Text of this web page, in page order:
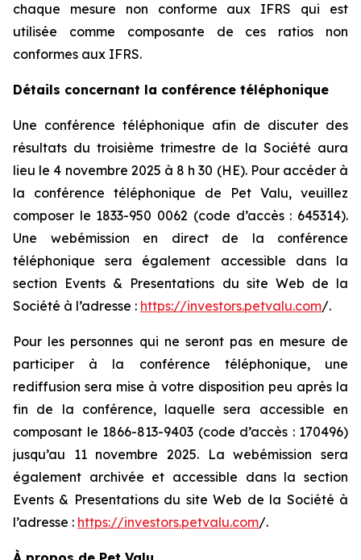
chaque mesure non conforme aux IFRS qui est
utilisée comme composante de ces ratios non
conformes aux IFRS.
Détails concernant la conférence téléphonique
Une conférence téléphonique afin de discuter des
résultats du troisième trimestre de la Société aura
lieu le 4 novembre 2025 à 8 h 30 (HE). Pour accéder à
la conférence téléphonique de Pet Valu, veuillez
composer le 1­833-950 0062 (code d’accès : 645314).
Une webémission en direct de la conférence
téléphonique sera également accessible dans la
section Events & Presentations du site Web de la
Société à l’adresse : https://investors.petvalu.com/.
Pour les personnes qui ne seront pas en mesure de
participer à la conférence téléphonique, une
rediffusion sera mise à votre disposition peu après la
fin de la conférence, laquelle sera accessible en
composant le 1­866-813-9403 (code d’accès : 170496)
jusqu’au 11 novembre 2025. La webémission sera
également archivée et accessible dans la section
Events & Presentations du site Web de la Société à
l’adresse : https://investors.petvalu.com/.